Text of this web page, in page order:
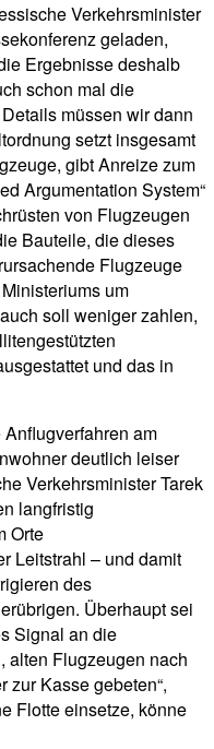
Verkehrsminister
geladen,
Ergebnisse deshalb
schon mal die
müssen wir dann
setzt insgesamt
gibt Anreize zum
Argumentation System“
von Flugzeugen
Bauteile, die dieses
Flugzeuge
um
soll weniger zahlen,
und das in
am
deutlich leiser
Verkehrsminister Tarek
langfristig
Orte
Leitstrahl – und damit
des
Überhaupt sei
Signal an die
alten Flugzeugen nach
zur Kasse gebeten“,
Flotte einsetze, könne